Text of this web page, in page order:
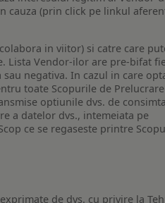
(prin click pe linkul
in viitor) si catre care
Lista Vendor-ilor are pre-bifat
negativa. In cazul in care
toate Scopurile de
optiunile dvs. de
a datelor dvs., intemeiata pe
ce se regaseste printre
de dvs. cu privire la